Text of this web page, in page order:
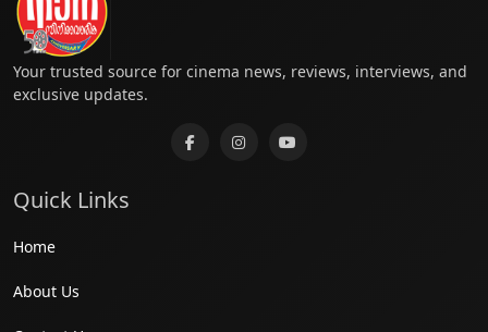
Your trusted source for cinema news, reviews, interviews, and
exclusive updates.
Quick Links
Home
About Us